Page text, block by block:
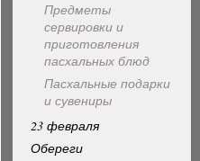
Предметы
сервировки и
приготовления
пасхальных блюд
Пасхальные подарки
и сувениры
23 февраля
Обереги